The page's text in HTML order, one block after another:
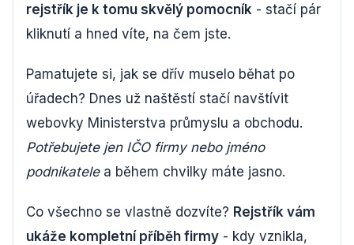
rejstřík je k tomu skvělý pomocník - stačí pár
kliknutí a hned víte, na čem jste.
Pamatujete si, jak se dřív muselo běhat po
úřadech? Dnes už naštěstí stačí navštívit
webovky Ministerstva průmyslu a obchodu.
Potřebujete jen IČO firmy nebo jméno
podnikatelea během chvilky máte jasno.
Co všechno se vlastně dozvíte? Rejstřík vám
ukáže kompletní příběh firmy - kdy vznikla,